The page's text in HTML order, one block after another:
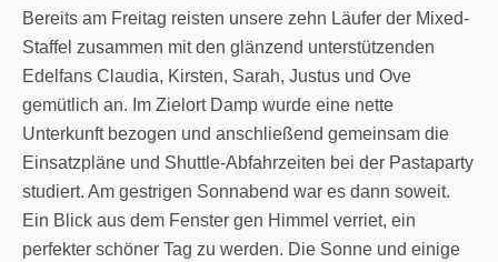
Bereits am Freitag reisten unsere zehn Läufer der Mixed-
Staffel zusammen mit den glänzend unterstützenden
Edelfans Claudia, Kirsten, Sarah, Justus und Ove
gemütlich an. Im Zielort Damp wurde eine nette
Unterkunft bezogen und anschließend gemeinsam die
Einsatzpläne und Shuttle-Abfahrzeiten bei der Pastaparty
studiert. Am gestrigen Sonnabend war es dann soweit.
Ein Blick aus dem Fenster gen Himmel verriet, ein
perfekter schöner Tag zu werden. Die Sonne und einige